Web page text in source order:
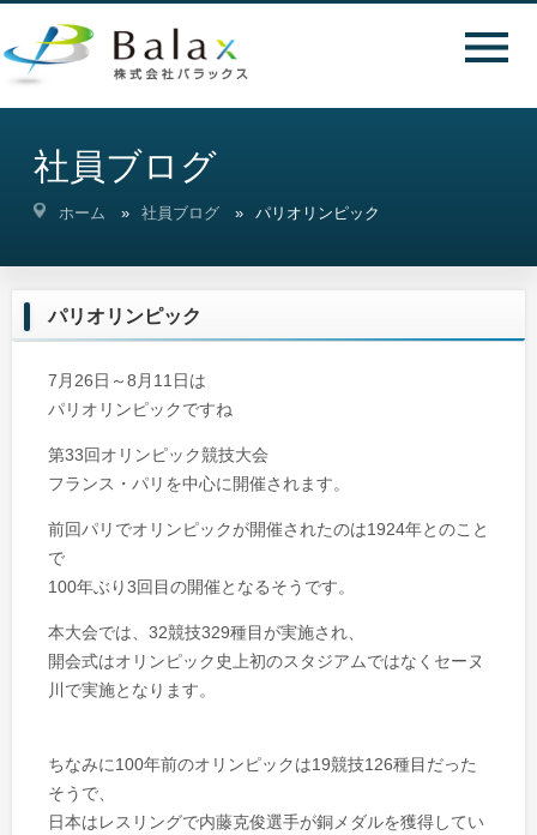
社員ブログ
ホーム 社員ブログ パリオリンピック
パリオリンピック
7月26日～8月11日は
パリオリンピックですね
第33回オリンピック競技大会
フランス・パリを中心に開催されます。
前回パリでオリンピックが開催されたのは1924年とのこと
で
100年ぶり3回目の開催となるそうです。
本大会では、32競技329種目が実施され、
開会式はオリンピック史上初のスタジアムではなくセーヌ
川で実施となります。
ちなみに100年前のオリンピックは19競技126種目だった
そうで、
日本はレスリングで内藤克俊選手が銅メダルを獲得してい